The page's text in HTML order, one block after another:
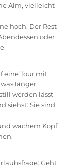
Alm, vielleicht
hoch. Der Rest
oder
eine Tour mit
länger,
werden lässt –
siehst: Sie sind
wachem Kopf
Geht